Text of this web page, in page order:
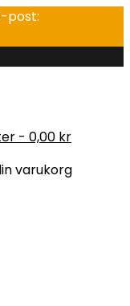
post:
- 0,00 kr
varukorg